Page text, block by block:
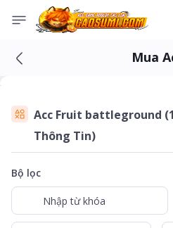
Mua
Acc Fruit battleground
Thông Tin)
Bộ lọc